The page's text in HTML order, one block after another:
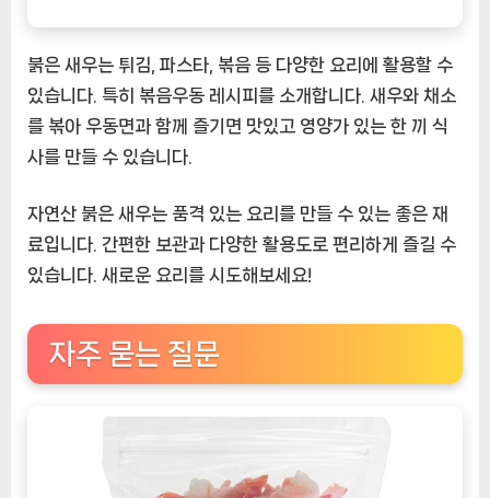
붉은 새우는 튀김, 파스타, 볶음 등 다양한 요리에 활용할 수
있습니다. 특히 볶음우동 레시피를 소개합니다. 새우와 채소
를 볶아 우동면과 함께 즐기면 맛있고 영양가 있는 한 끼 식
사를 만들 수 있습니다.
자연산 붉은 새우는 품격 있는 요리를 만들 수 있는 좋은 재
료입니다. 간편한 보관과 다양한 활용도로 편리하게 즐길 수
있습니다. 새로운 요리를 시도해보세요!
자주 묻는 질문